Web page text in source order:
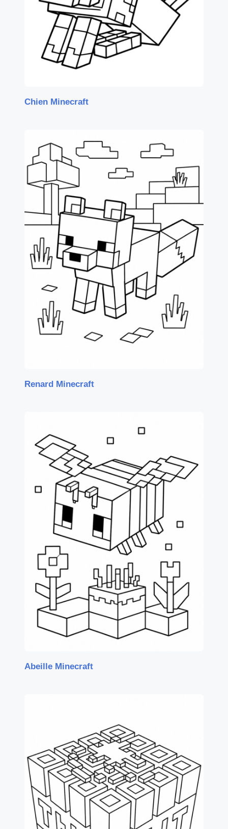
Chien Minecraft
Renard Minecraft
Abeille Minecraft